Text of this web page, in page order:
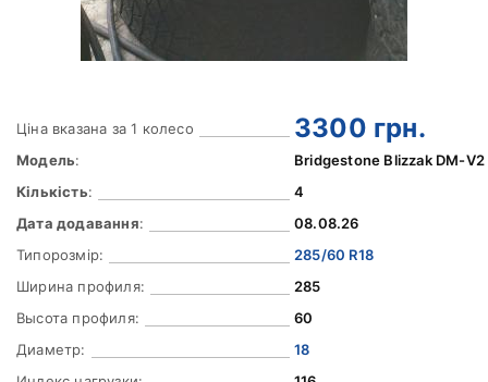
Ціна вказана за 1 колесо 3300 грн.
Модель:
Bridgestone Blizzak DM-V2
Кількість:
4
Дата додавання:
08.08.26
Типорозмір:
285/60 R18
Ширина профиля:
285
Высота профиля:
60
Диаметр:
18